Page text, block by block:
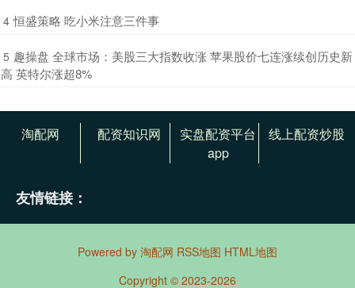
4 ​恒盛策略 吃小米注意三件事
5 ​趣操盘 全球市场：美股三大指数收涨 苹果股价七连涨续创历史新
高 英特尔涨超8%
淘配网 配资知识网
实盘配资平台
app
线上配资炒股
友情链接：
Powered by 淘配网 RSS地图 HTML地图
Copyright © 2023-2026